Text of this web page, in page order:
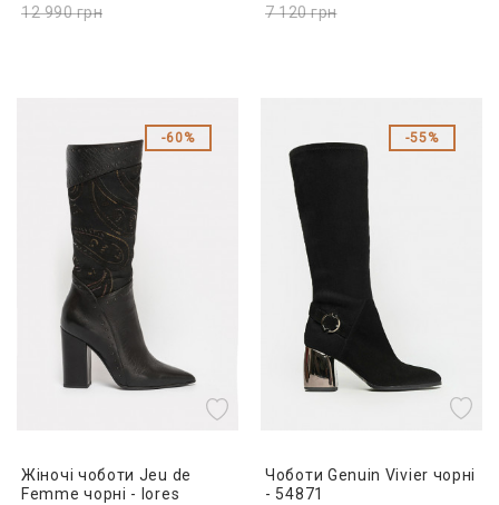
12 990грн 7 120грн
60%
Жіночі чоботи Jeu de
Femme чорні - lores
55%
Чоботи Genuin Vivier чорні
- 54871